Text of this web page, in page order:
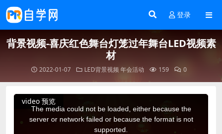
登录
背景视频-喜庆红色舞台灯笼过年舞台LED视频素
材
2022-01-07 LED背景视频年会活动 159 0
video 预览
This
The media could not be loaded, either because the
server or network failed or because the format is not
supported.